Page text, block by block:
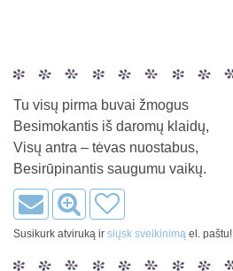
Tu visų pirma buvai žmogus
Besimokantis iš daromų klaidų,
Visų antra – tėvas nuostabus,
Besirūpinantis saugumu vaikų.
Susikurk atviruką ir siųsk sveikinimą el. paštu!